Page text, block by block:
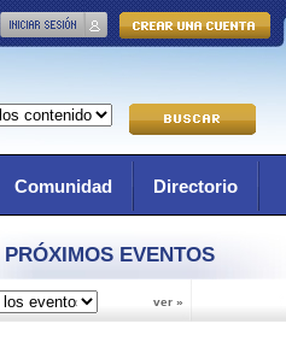
Comunidad Directorio
PRÓXIMOS EVENTOS